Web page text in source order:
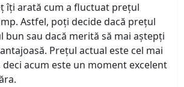
îți arată cum a fluctuat prețul
Astfel, poți decide dacă prețul
bun sau dacă merită să mai aștepți
Prețul actual este cel mai
acum este un moment excelent